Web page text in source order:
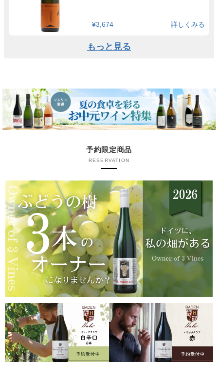
¥3,674 詳しくみる
もっと見る
予約限定商品
RESERVATION